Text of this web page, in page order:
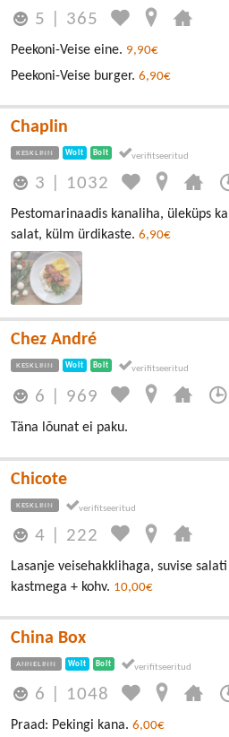
5 365
Peekoni-Veise eine. 9,90€
Peekoni-Veise burger. 6,90€
Chaplin
KESKLINN Wolt Bolt
3 1032
Pestomarinaadis kanaliha, üleküps
salat, külm ürdikaste. 6,90€
Chez André
KESKLINN Wolt Bolt
6 969
Täna lõunat ei paku.
Chicote
KESKLINN
4 222
Lasanje veisehakklihaga, suvise
kastmega + kohv. 10,00€
China Box
ANNELINN Wolt Bolt
6 1048
Praad: Pekingi kana. 6,00€